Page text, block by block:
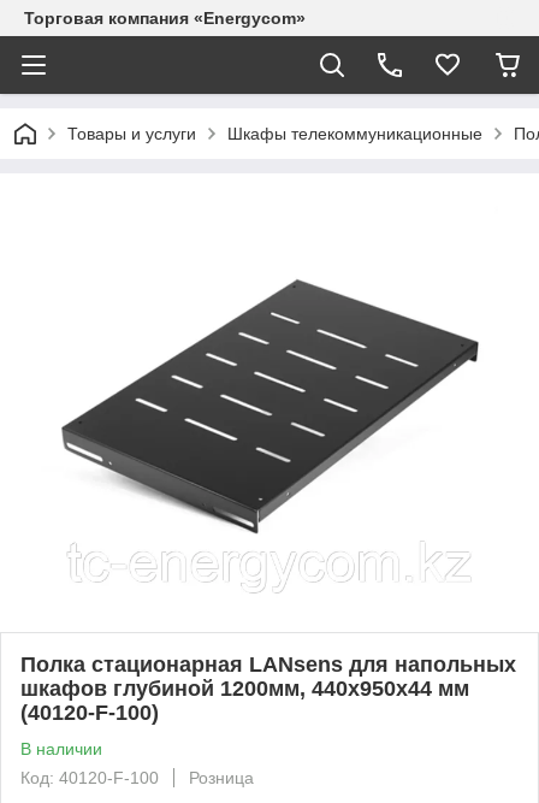
Торговая компания «Energycom»
Товары и услуги Шкафы телекоммуникационные
Полка стационарная LANsens для напольных
шкафов глубиной 1200мм, 440х950х44 мм
(40120-F-100)
В наличии
Код: 40120-F-100
Розница